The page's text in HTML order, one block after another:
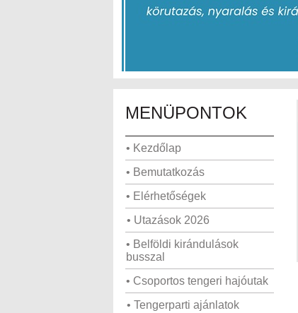
MENÜPONTOK
• Kezdőlap
• Bemutatkozás
• Elérhetőségek
• Utazások 2026
• Belföldi kirándulások
busszal
• Csoportos tengeri hajóutak
• Tengerparti ajánlatok